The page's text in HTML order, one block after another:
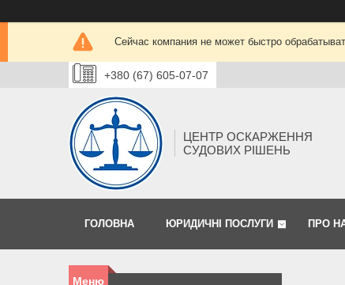
Сейчас компания не может быстро
+380 (67) 605-07-07
ЦЕНТР ОСКАРЖЕННЯ
СУДОВИХ РІШЕНЬ
ГОЛОВНА ЮРИДИЧНІ ПОСЛУГИ ПРО